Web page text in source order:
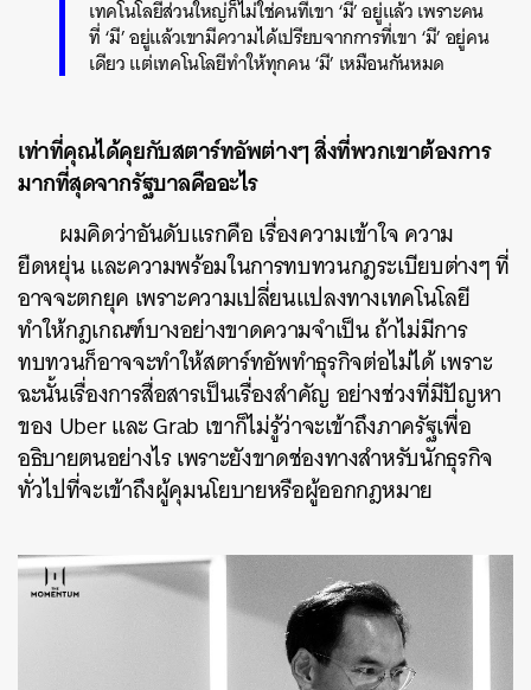
เทคโนโลยีส่วนใหญ่ก็ไม่ใช่คนที่เขา ‘มี’ อยู่แล้ว เพราะคน
ที่ ‘มี’ อยู่แล้วเขามีความได้เปรียบจากการที่เขา ‘มี’ อยู่คน
เดียว แต่เทคโนโลยีทำให้ทุกคน ‘มี’ เหมือนกันหมด
เท่าที่คุณได้คุยกับสตาร์ทอัพต่างๆ สิ่งที่พวกเขาต้องการ
มากที่สุดจากรัฐบาลคืออะไร
ผมคิดว่าอันดับแรกคือ เรื่องความเข้าใจ ความ
ยืดหยุ่น และความพร้อมในการทบทวนกฎระเบียบต่างๆ ที่
อาจจะตกยุค เพราะความเปลี่ยนแปลงทางเทคโนโลยี
ทำให้กฎเกณฑ์บางอย่างขาดความจำเป็น ถ้าไม่มีการ
ทบทวนก็อาจจะทำให้สตาร์ทอัพทำธุรกิจต่อไม่ได้ เพราะ
ฉะนั้นเรื่องการสื่อสารเป็นเรื่องสำคัญ อย่างช่วงที่มีปัญหา
ของ Uber และ Grab เขาก็ไม่รู้ว่าจะเข้าถึงภาครัฐเพื่อ
อธิบายตนอย่างไร เพราะยังขาดช่องทางสำหรับนักธุรกิจ
ทั่วไปที่จะเข้าถึงผู้คุมนโยบายหรือผู้ออกกฎหมาย